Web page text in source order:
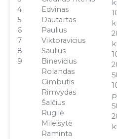
4
5
6
7
8
9
Edvinas
Dautartas
Paulius
Viktoravicius
Saulius
Binevičius
Rolandas
Gimbutis
Rimvydas
Šalčius
Rugilė
Mileišytė
Raminta